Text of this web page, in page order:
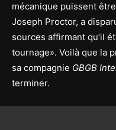
mécanique puissent
Joseph Proctor, a
sources affirmant qu’il
tournage». Voilà que la
sa compagnie GBGB
terminer.